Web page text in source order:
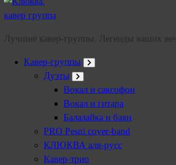
Лучшие кавер-группы. Легенды ваших
Кавер-группы
Дуэты
Вокал и саксофон
Вокал и гитара
Балалайка и баян
PRO Pesni cover-band
КЛЮКВА аля-русс
Кавер-трио